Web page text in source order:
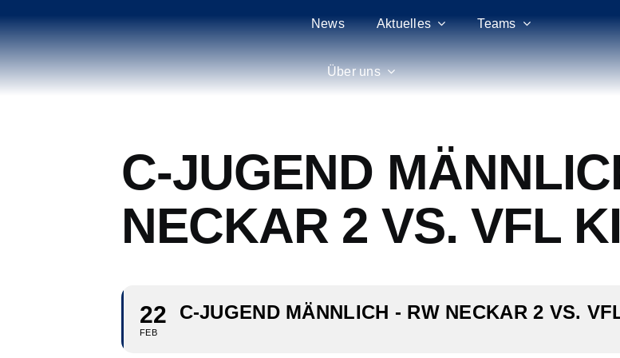
Inhalt
springen
News Aktuelles Teams
Über uns
C-JUGEND
NECKAR 2 VS. VFL
22
FEB
C-JUGEND MÄNNLICH - RW NECKAR 2 VS.